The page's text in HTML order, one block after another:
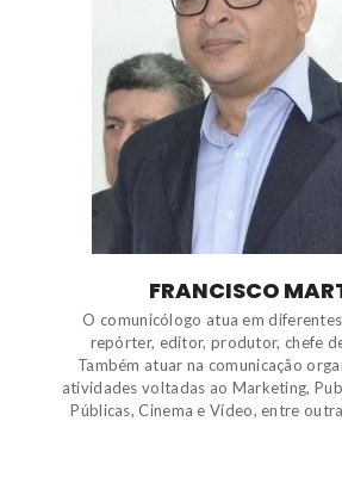
FRANCISCO
O comunicólogo atua em
repórter, editor, produtor, chefe
Também atuar na comunicação
atividades voltadas ao Marketing,
Públicas, Cinema e Vídeo, entre